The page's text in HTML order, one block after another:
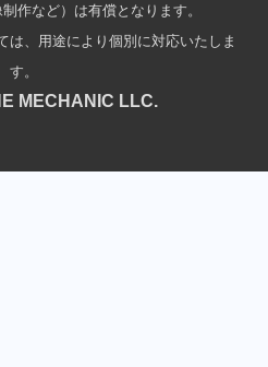
作など）は有償となります。
は、用途により個別に対応いたしま
す。
MECHANIC LLC.